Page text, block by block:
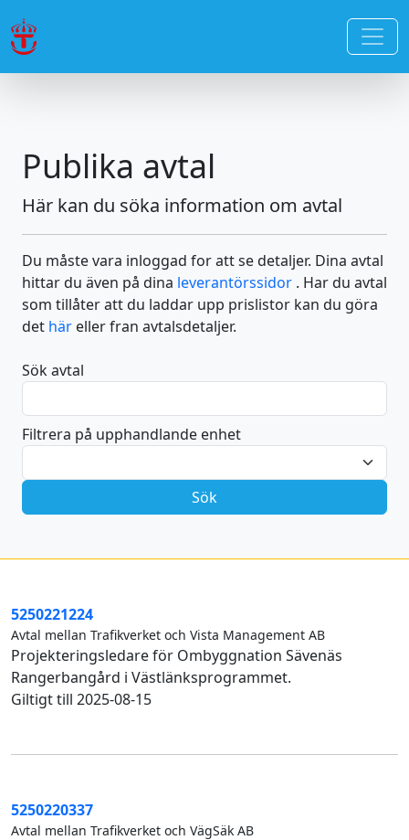
Publika avtal
Här kan du söka information om avtal
Du måste vara inloggad for att se detaljer. Dina avtal
hittar du även på dina leverantörssidor . Har du avtal
som tillåter att du laddar upp prislistor kan du göra
det här eller fran avtalsdetaljer.
Sök avtal
Filtrera på upphandlande enhet
5250221224
Avtal mellan Trafikverket och Vista Management AB
Projekteringsledare för Ombyggnation Sävenäs
Rangerbangård i Västlänksprogrammet.
Giltigt till 2025-08-15
5250220337
Avtal mellan Trafikverket och VägSäk AB